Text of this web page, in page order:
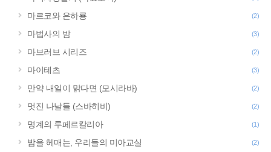
마르코와 은하룡 (2)
마법사의 밤 (3)
마브러브 시리즈 (2)
마이테츠 (3)
만약 내일이 맑다면 (모시라바) (2)
멋진 나날들 (스바히비) (2)
명계의 루페르칼리아 (1)
밤을 헤매는, 우리들의 미아교실 (2)